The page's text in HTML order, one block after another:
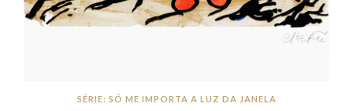
SÉRIE: SÓ ME IMPORTA A LUZ DA JANELA